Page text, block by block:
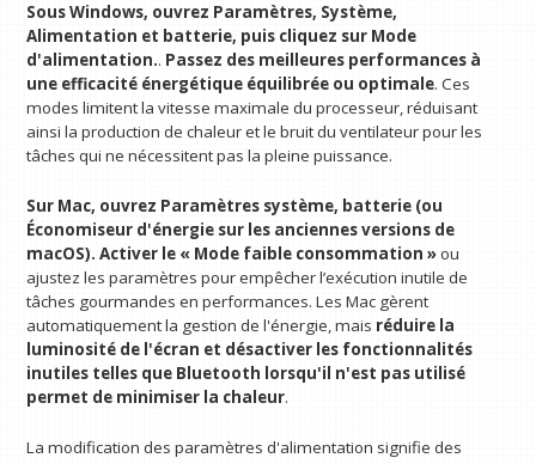
Sous Windows, ouvrez Paramètres, Système,
Alimentation et batterie, puis cliquez sur Mode
d'alimentation.. Passez des meilleures performances à
une efficacité énergétique équilibrée ou optimale. Ces
modes limitent la vitesse maximale du processeur, réduisant
ainsi la production de chaleur et le bruit du ventilateur pour les
tâches qui ne nécessitent pas la pleine puissance.
Sur Mac, ouvrez Paramètres système, batterie (ou
Économiseur d'énergie sur les anciennes versions de
macOS). Activer le « Mode faible consommation »ou
ajustez les paramètres pour empêcher l’exécution inutile de
tâches gourmandes en performances. Les Mac gèrent
automatiquement la gestion de l'énergie, mais réduire la
luminosité de l'écran et désactiver les fonctionnalités
inutiles telles que Bluetooth lorsqu'il n'est pas utilisé
permet de minimiser la chaleur.
La modification des paramètres d'alimentation signifie des